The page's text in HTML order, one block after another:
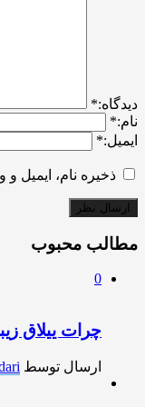
ديدگاه:*
نام:*
ایمیل:*
ذخیره نام، ایمیل
مطالب محبوب
0
چرات ییلاق
ارسال توسط